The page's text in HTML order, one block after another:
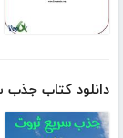
دانلود کتاب